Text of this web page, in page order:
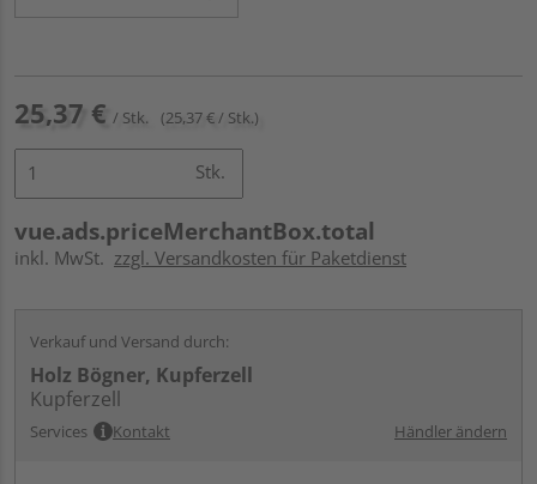
25,37 € / Stk. (25,37 € / Stk.)
Stk.
vue.ads.priceMerchantBox.total
inkl. MwSt. zzgl. Versandkosten für Paketdienst
Verkauf und Versand durch:
Holz Bögner, Kupferzell
Kupferzell
Services Kontakt Händler ändern